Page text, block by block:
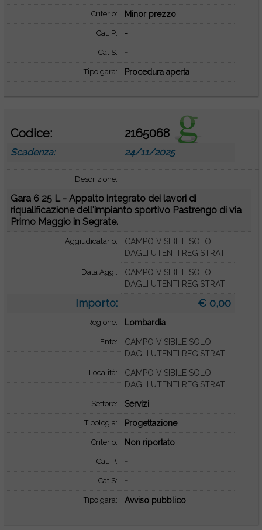
Criterio: Minor prezzo
Cat. P: -
Cat S: -
Tipo gara: Procedura aperta
Codice: 2165068
Scadenza: 24/11/2025
Descrizione:
Gara 6 25 L - Appalto integrato dei lavori di
riqualificazione dell'impianto sportivo Pastrengo di via
Primo Maggio in Segrate.
Aggiudicatario:
CAMPO VISIBILE SOLO
DAGLI UTENTI REGISTRATI
Data Agg.:
CAMPO VISIBILE SOLO
DAGLI UTENTI REGISTRATI
Importo: € 0,00
Regione: Lombardia
Ente:
CAMPO VISIBILE SOLO
DAGLI UTENTI REGISTRATI
Località:
CAMPO VISIBILE SOLO
DAGLI UTENTI REGISTRATI
Settore: Servizi
Tipologia: Progettazione
Criterio: Non riportato
Cat. P: -
Cat S: -
Tipo gara: Avviso pubblico